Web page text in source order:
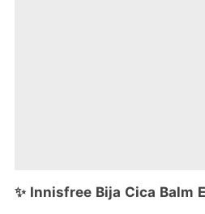
✨ Innisfree Bija Cica Balm